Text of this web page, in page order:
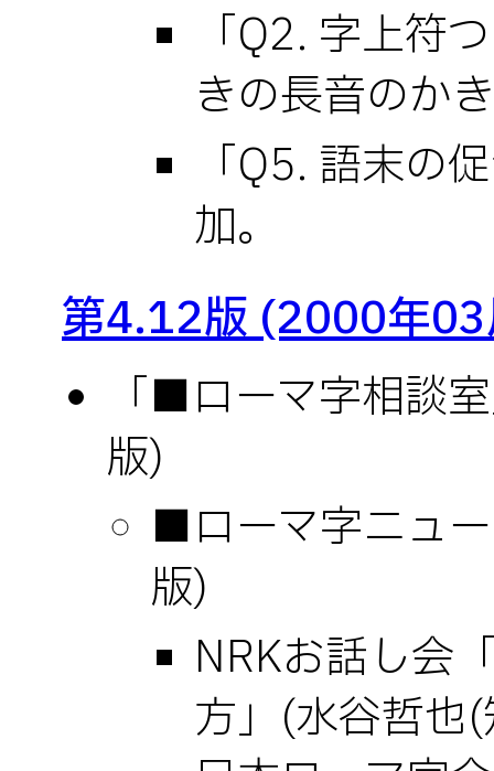
「Q2. 字上符
きの長音のか
「Q5. 語末の
加。
第4.12版 (2000年
「■ローマ字相談
版)
■ローマ字ニュ
版)
NRKお話し会
方」(水谷哲